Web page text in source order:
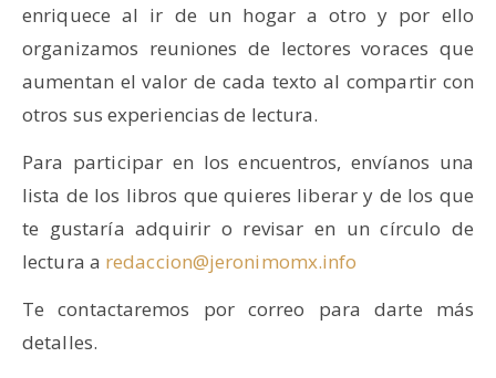
enriquece al ir de un hogar a otro y por ello
organizamos reuniones de lectores voraces que
aumentan el valor de cada texto al compartir con
otros sus experiencias de lectura.
Para participar en los encuentros, envíanos una
lista de los libros que quieres liberar y de los que
te gustaría adquirir o revisar en un círculo de
lectura a redaccion@jeronimomx.info
Te contactaremos por correo para darte más
detalles.